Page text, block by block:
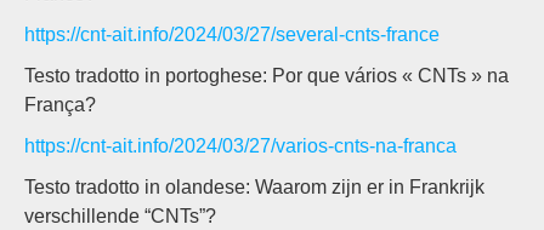
https://cnt-ait.info/2024/03/27/several-cnts-france
Testo tradotto in portoghese: Por que vários « CNTs » na
França?
https://cnt-ait.info/2024/03/27/varios-cnts-na-franca
Testo tradotto in olandese: Waarom zijn er in Frankrijk
verschillende “CNTs”?